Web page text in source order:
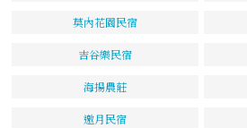
莫內花園民宿
吉谷樂民宿
海揚農莊
邀月民宿